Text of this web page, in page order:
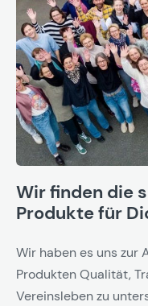
Wir finden die
Produkte für
Wir haben es uns zur
Produkten Qualität,
Vereinsleben zu